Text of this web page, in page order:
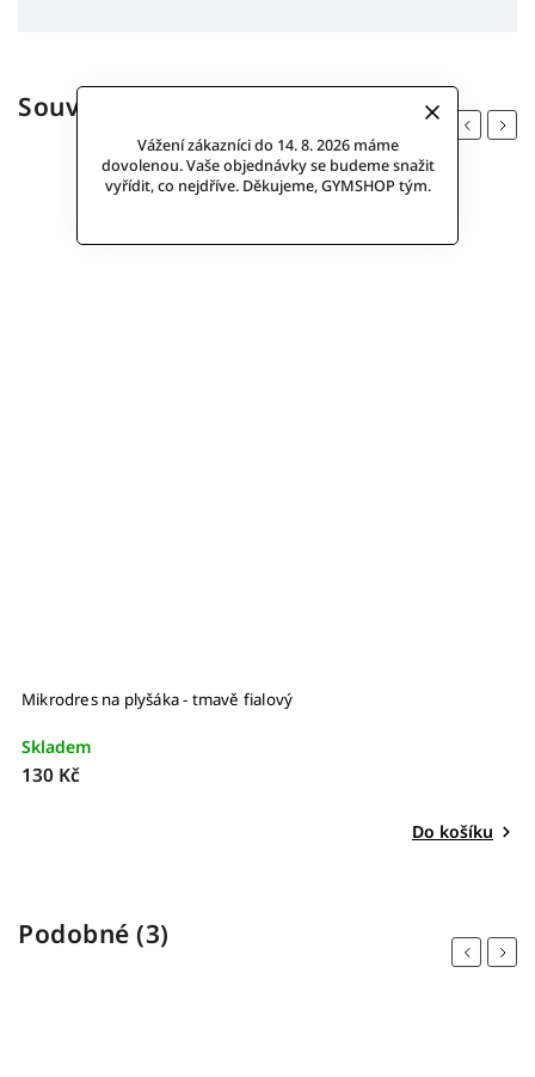
Vážení zákazníci do 14. 8. 2026 máme
dovolenou. Vaše objednávky se budeme snažit
vyřídit, co nejdříve. Děkujeme, GYMSHOP tým.
Související produkty
Previous
Mikrodres na plyšáka - tmavě fialový
Skladem
130 Kč
Do košíku
Next
Podobné (3)
Previous
Next